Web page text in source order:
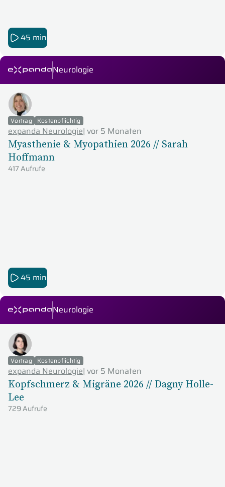
45 min
expanda Seminare
Neurologie
Vortrag Kostenpflichtig
expanda Neurologie| vor 5 Monaten
Myasthenie & Myopathien 2026 // Sarah
Hoffmann
417 Aufrufe
45 min
expanda Seminare
Neurologie
Vortrag Kostenpflichtig
expanda Neurologie| vor 5 Monaten
Kopfschmerz & Migräne 2026 // Dagny Holle-
Lee
729 Aufrufe